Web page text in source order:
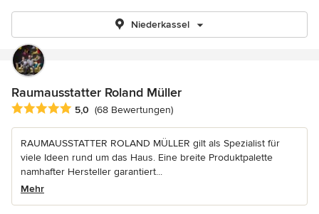
Niederkassel
Raumausstatter Roland Müller
Durchschnittliche Bewertung: 5 von 5 Sternen
5,0 (68 Bewertungen)
RAUMAUSSTATTER ROLAND MÜLLER gilt als Spezialist für
viele Ideen rund um das Haus. Eine breite Produktpalette
namhafter Hersteller garantiert...
Mehr